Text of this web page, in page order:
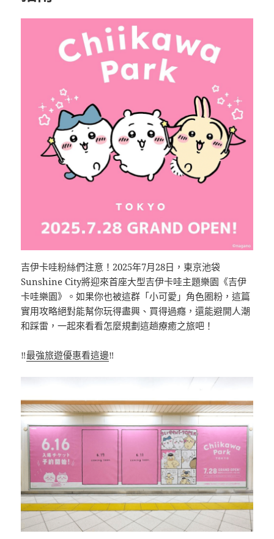
吉伊卡哇粉絲們注意！2025年7月28日，東京池袋
Sunshine City將迎來首座大型吉伊卡哇主題樂園《吉伊
卡哇樂園》。如果你也被這群「小可愛」角色圈粉，這篇
實用攻略絕對能幫你玩得盡興、買得過癮，還能避開人潮
和踩雷，一起來看看怎麼規劃這趟療癒之旅吧！
‼️最強旅遊優惠看這邊‼️